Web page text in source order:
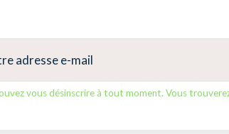
vous désinscrire à tout moment. Vous